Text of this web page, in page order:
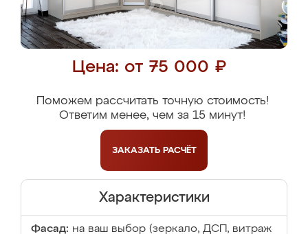
Цена: от 75 000 ₽
Поможем рассчитать точную стоимость!
Ответим менее, чем за 15 минут!
ЗАКАЗАТЬ РАСЧЁТ
Характеристики
Фасад: на ваш выбор (зеркало, ДСП, витраж